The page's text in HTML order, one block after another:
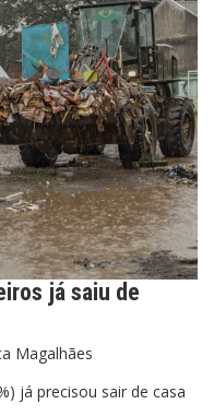
já saiu de
Magalhães
já precisou sair de casa